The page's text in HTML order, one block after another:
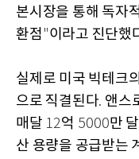
본시장을 통해 독자
환점 "이라고 진단했
실제로 미국 빅테크
으로 직결된다. 앤스
매달 12억 5000만
산 용량을 공급받는